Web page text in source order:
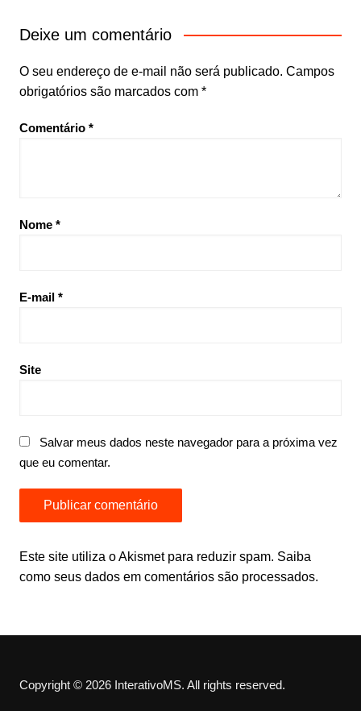
Deixe um comentário
O seu endereço de e-mail não será publicado. Campos
obrigatórios são marcados com *
Comentário *
Nome *
E-mail *
Site
Salvar meus dados neste navegador para a próxima vez
que eu comentar.
Este site utiliza o Akismet para reduzir spam. Saiba
como seus dados em comentários são processados.
Copyright © 2026 InterativoMS. All rights reserved.